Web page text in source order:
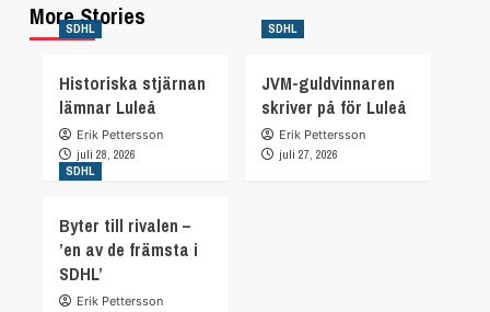
More Stories
SDHL
Historiska stjärnan
lämnar Luleå
Erik Pettersson
juli 28, 2026
SDHL
JVM-guldvinnaren
skriver på för Luleå
Erik Pettersson
juli 27, 2026
SDHL
Byter till rivalen –
’en av de främsta i
SDHL’
Erik Pettersson